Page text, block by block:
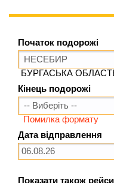
Початок подорожі
БУРГАСЬКА
Кінець подорожі
Помилка формату
Дата відправлення
Показати також